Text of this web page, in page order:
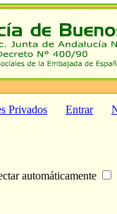
Privados Entrar
automáticamente